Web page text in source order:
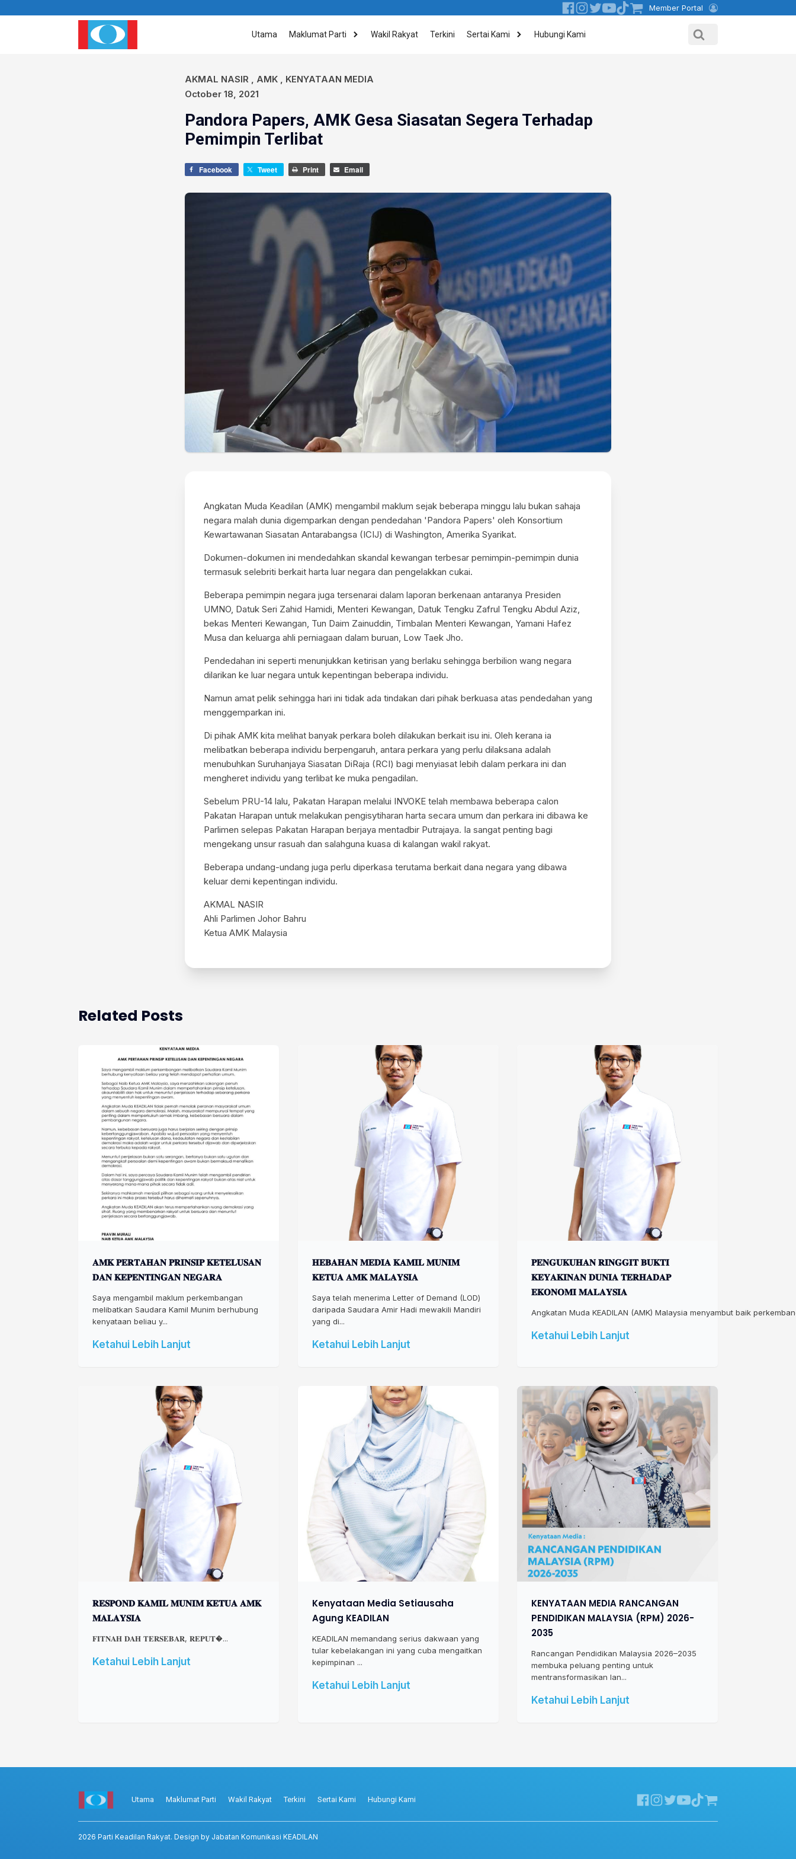
Member Portal
Utama Maklumat Parti Wakil Rakyat Terkini Sertai Kami Hubungi Kami
AKMAL NASIR AMK
KENYATAAN MEDIA
October 18, 2021
Pandora Papers, AMK Gesa Siasatan Segera Terhadap
Pemimpin Terlibat
Facebook Tweet Print Email
Angkatan Muda Keadilan (AMK) mengambil maklum sejak beberapa minggu lalu bukan sahaja
negara malah dunia digemparkan dengan pendedahan 'Pandora Papers' oleh Konsortium
Kewartawanan Siasatan Antarabangsa (ICIJ) di Washington, Amerika Syarikat.
Dokumen-dokumen ini mendedahkan skandal kewangan terbesar pemimpin-pemimpin dunia
termasuk selebriti berkait harta luar negara dan pengelakkan cukai.
Beberapa pemimpin negara juga tersenarai dalam laporan berkenaan antaranya Presiden
UMNO, Datuk Seri Zahid Hamidi, Menteri Kewangan, Datuk Tengku Zafrul Tengku Abdul Aziz,
bekas Menteri Kewangan, Tun Daim Zainuddin, Timbalan Menteri Kewangan, Yamani Hafez
Musa dan keluarga ahli perniagaan dalam buruan, Low Taek Jho.
Pendedahan ini seperti menunjukkan ketirisan yang berlaku sehingga berbilion wang negara
dilarikan ke luar negara untuk kepentingan beberapa individu.
Namun amat pelik sehingga hari ini tidak ada tindakan dari pihak berkuasa atas pendedahan yang
menggemparkan ini.
Di pihak AMK kita melihat banyak perkara boleh dilakukan berkait isu ini. Oleh kerana ia
melibatkan beberapa individu berpengaruh, antara perkara yang perlu dilaksana adalah
menubuhkan Suruhanjaya Siasatan DiRaja (RCI) bagi menyiasat lebih dalam perkara ini dan
mengheret individu yang terlibat ke muka pengadilan.
Sebelum PRU-14 lalu, Pakatan Harapan melalui INVOKE telah membawa beberapa calon
Pakatan Harapan untuk melakukan pengisytiharan harta secara umum dan perkara ini dibawa ke
Parlimen selepas Pakatan Harapan berjaya mentadbir Putrajaya. Ia sangat penting bagi
mengekang unsur rasuah dan salahguna kuasa di kalangan wakil rakyat.
Beberapa undang-undang juga perlu diperkasa terutama berkait dana negara yang dibawa
keluar demi kepentingan individu.
AKMAL NASIR
Ahli Parlimen Johor Bahru
Ketua AMK Malaysia
Related Posts
𝐀𝐌𝐊 𝐏𝐄𝐑𝐓𝐀𝐇𝐀𝐍 𝐏𝐑𝐈𝐍𝐒𝐈𝐏 𝐊𝐄𝐓𝐄𝐋𝐔𝐒𝐀𝐍
𝐃𝐀𝐍 𝐊𝐄𝐏𝐄𝐍𝐓𝐈𝐍𝐆𝐀𝐍 𝐍𝐄𝐆𝐀𝐑𝐀
Saya mengambil maklum perkembangan
melibatkan Saudara Kamil Munim berhubung
kenyataan beliau y...
Ketahui Lebih Lanjut
𝐇𝐄𝐁𝐀𝐇𝐀𝐍 𝐌𝐄𝐃𝐈𝐀 𝐊𝐀𝐌𝐈𝐋 𝐌𝐔𝐍𝐈𝐌
𝐊𝐄𝐓𝐔𝐀 𝐀𝐌𝐊 𝐌𝐀𝐋𝐀𝐘𝐒𝐈𝐀
Saya telah menerima Letter of Demand (LOD)
daripada Saudara Amir Hadi mewakili Mandiri
yang di...
Ketahui Lebih Lanjut
𝐏𝐄𝐍𝐆𝐔𝐊𝐔𝐇𝐀𝐍 𝐑𝐈𝐍𝐆𝐆𝐈𝐓 𝐁𝐔𝐊𝐓𝐈
𝐊𝐄𝐘𝐀𝐊𝐈𝐍𝐀𝐍 𝐃𝐔𝐍𝐈𝐀 𝐓𝐄𝐑𝐇𝐀𝐃𝐀𝐏
𝐄𝐊𝐎𝐍𝐎𝐌𝐈 𝐌𝐀𝐋𝐀𝐘𝐒𝐈𝐀
Angkatan Muda KEADILAN (AMK) Malaysia menyambut baik
Ketahui Lebih Lanjut
𝐑𝐄𝐒𝐏𝐎𝐍𝐃 𝐊𝐀𝐌𝐈𝐋 𝐌𝐔𝐍𝐈𝐌 𝐊𝐄𝐓𝐔𝐀 𝐀𝐌𝐊
𝐌𝐀𝐋𝐀𝐘𝐒𝐈𝐀
𝐅𝐈𝐓𝐍𝐀𝐇 𝐃𝐀𝐇 𝐓𝐄𝐑𝐒𝐄𝐁𝐀𝐑, 𝐑𝐄𝐏𝐔𝐓�...
Ketahui Lebih Lanjut
Kenyataan Media Setiausaha
Agung KEADILAN
KEADILAN memandang serius dakwaan yang
tular kebelakangan ini yang cuba mengaitkan
kepimpinan ...
Ketahui Lebih Lanjut
KENYATAAN MEDIA RANCANGAN
PENDIDIKAN MALAYSIA (RPM) 2026-
2035
Rancangan Pendidikan Malaysia 2026–2035
membuka peluang penting untuk
mentransformasikan lan...
Ketahui Lebih Lanjut
Utama Maklumat Parti Wakil Rakyat Terkini Sertai Kami Hubungi Kami
2026 Parti Keadilan Rakyat. Design by Jabatan Komunikasi KEADILAN